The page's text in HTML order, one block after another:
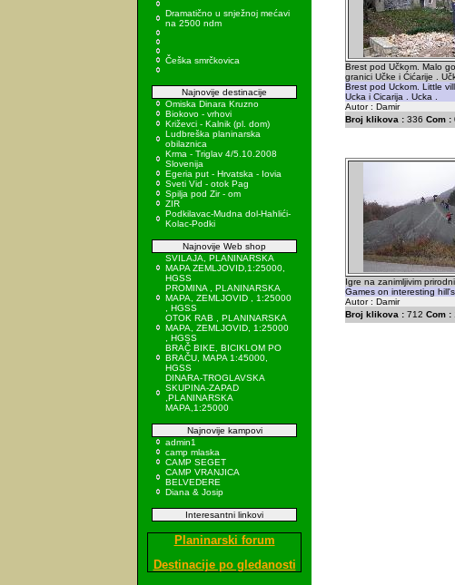
Dramatično u snježnoj mećavi
na 2500 ndm
Češka smrčkovica
Najnovije destinacije
Omiska Dinara Kruzno
Biokovo - vrhovi
Križevci - Kalnik (pl. dom)
Ludbreška planinarska
obilaznica
Krma - Triglav 4/5.10.2008
Slovenija
Egeria put - Hrvatska - Iovia
Sveti Vid - otok Pag
Spilja pod Zir - om
ZIR
Podkilavac-Mudna dol-Hahlići-
Kolac-Podki
Najnovije Web shop
SVILAJA, PLANINARSKA
MAPA ZEMLJOVID,1:25000,
HGSS
PROMINA , PLANINARSKA
MAPA, ZEMLJOVID , 1:25000
, HGSS
OTOK RAB , PLANINARSKA
MAPA, ZEMLJOVID, 1:25000
, HGSS
BRAČ BIKE, BICIKLOM PO
BRAČU, MAPA 1:45000,
HGSS
DINARA-TROGLAVSKA
SKUPINA-ZAPAD
,PLANINARSKA
MAPA,1:25000
Najnovije kampovi
admin1
camp mlaska
CAMP SEGET
CAMP VRANJICA
BELVEDERE
Diana & Josip
Interesantni linkovi
Planinarski forum
Destinacije po gledanosti
Brest pod Učkom. Malo
granici Učke i Ćićarije .
Brest pod Uckom. Little
Ucka i Cicarija . Ucka .
Autor : Damir
Broj klikova : 336 Com :
Igre na zanimljivim
Games on interesting hill's .
Autor : Damir
Broj klikova : 712 Com :